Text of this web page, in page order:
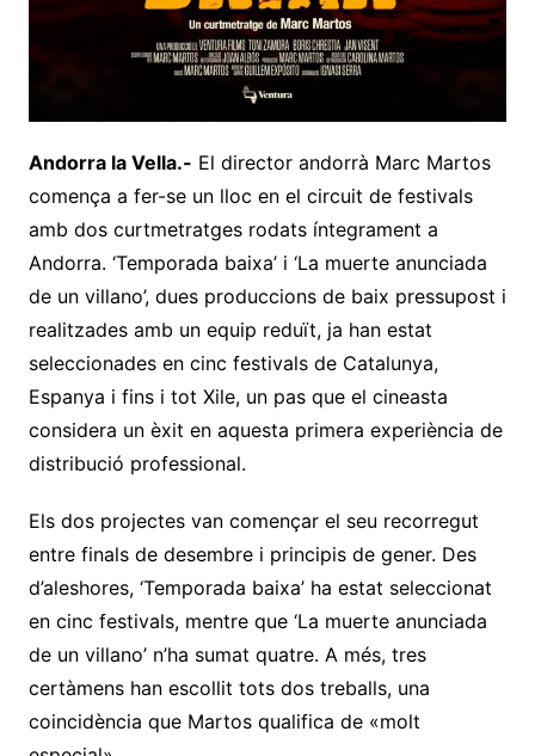
Andorra la Vella.- El director andorrà Marc Martos
comença a fer-se un lloc en el circuit de festivals
amb dos curtmetratges rodats íntegrament a
Andorra. ‘Temporada baixa’ i ‘La muerte anunciada
de un villano’, dues produccions de baix pressupost i
realitzades amb un equip reduït, ja han estat
seleccionades en cinc festivals de Catalunya,
Espanya i fins i tot Xile, un pas que el cineasta
considera un èxit en aquesta primera experiència de
distribució professional.
Els dos projectes van començar el seu recorregut
entre finals de desembre i principis de gener. Des
d’aleshores, ‘Temporada baixa’ ha estat seleccionat
en cinc festivals, mentre que ‘La muerte anunciada
de un villano’ n’ha sumat quatre. A més, tres
certàmens han escollit tots dos treballs, una
coincidència que Martos qualifica de «molt